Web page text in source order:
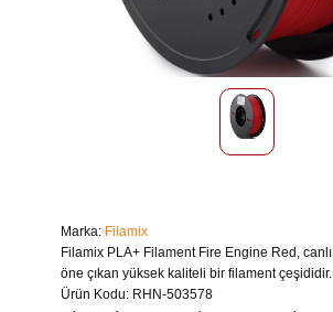
Marka: Filamix
Filamix PLA+ Filament Fire Engine Red, canlı
öne çıkan yüksek kaliteli bir filament çeşididir.
Ürün Kodu: RHN-503578